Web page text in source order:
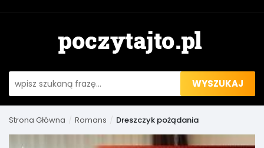
WYSZUKAJ
Strona Główna Romans Dreszczyk pożądania